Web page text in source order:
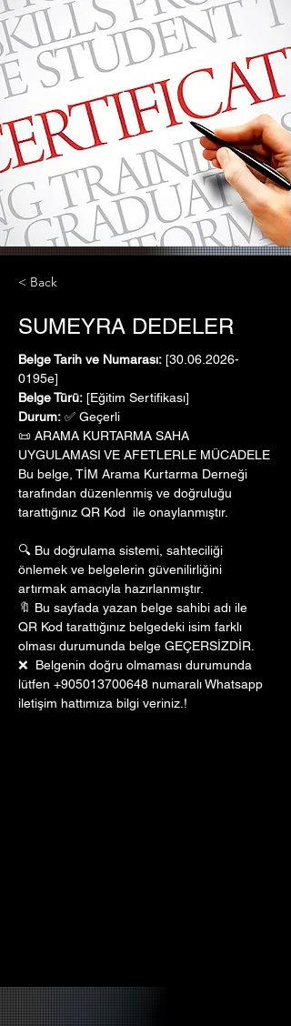
< Back
SUMEYRA DEDELER
Belge Tarih ve Numarası: [30.06.2026-
0195e]
Belge Türü: [Eğitim Sertifikası]
Durum: ✅ Geçerli
📜 ARAMA KURTARMA SAHA
UYGULAMASI VE AFETLERLE MÜCADELE
Bu belge, TİM Arama Kurtarma Derneği
tarafından düzenlenmiş ve doğruluğu
tarattığınız QR Kod  ile onaylanmıştır.
🔍 Bu doğrulama sistemi, sahteciliği
önlemek ve belgelerin güvenilirliğini
artırmak amacıyla hazırlanmıştır.
🔖 Bu sayfada yazan belge sahibi adı ile
QR Kod tarattığınız belgedeki isim farklı
olması durumunda belge GEÇERSİZDİR.
❌  Belgenin doğru olmaması durumunda
lütfen +905013700648 numaralı Whatsapp
iletişim hattımıza bilgi veriniz.!